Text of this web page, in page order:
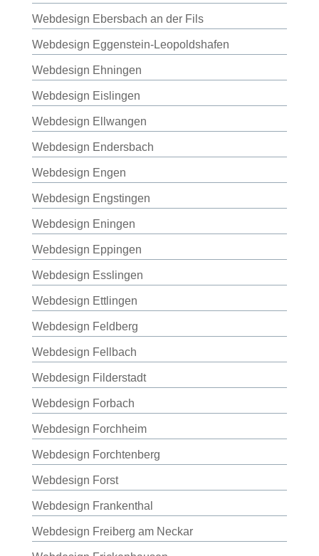
Webdesign Ebersbach an der Fils
Webdesign Eggenstein-Leopoldshafen
Webdesign Ehningen
Webdesign Eislingen
Webdesign Ellwangen
Webdesign Endersbach
Webdesign Engen
Webdesign Engstingen
Webdesign Eningen
Webdesign Eppingen
Webdesign Esslingen
Webdesign Ettlingen
Webdesign Feldberg
Webdesign Fellbach
Webdesign Filderstadt
Webdesign Forbach
Webdesign Forchheim
Webdesign Forchtenberg
Webdesign Forst
Webdesign Frankenthal
Webdesign Freiberg am Neckar